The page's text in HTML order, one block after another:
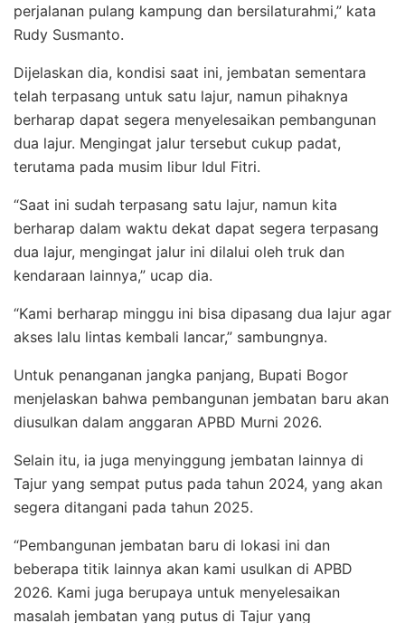
perjalanan pulang kampung dan bersilaturahmi,” kata
Rudy Susmanto.
Dijelaskan dia, kondisi saat ini, jembatan sementara
telah terpasang untuk satu lajur, namun pihaknya
berharap dapat segera menyelesaikan pembangunan
dua lajur. Mengingat jalur tersebut cukup padat,
terutama pada musim libur Idul Fitri.
“Saat ini sudah terpasang satu lajur, namun kita
berharap dalam waktu dekat dapat segera terpasang
dua lajur, mengingat jalur ini dilalui oleh truk dan
kendaraan lainnya,” ucap dia.
“Kami berharap minggu ini bisa dipasang dua lajur agar
akses lalu lintas kembali lancar,” sambungnya.
Untuk penanganan jangka panjang, Bupati Bogor
menjelaskan bahwa pembangunan jembatan baru akan
diusulkan dalam anggaran APBD Murni 2026.
Selain itu, ia juga menyinggung jembatan lainnya di
Tajur yang sempat putus pada tahun 2024, yang akan
segera ditangani pada tahun 2025.
“Pembangunan jembatan baru di lokasi ini dan
beberapa titik lainnya akan kami usulkan di APBD
2026. Kami juga berupaya untuk menyelesaikan
masalah jembatan yang putus di Tajur yang